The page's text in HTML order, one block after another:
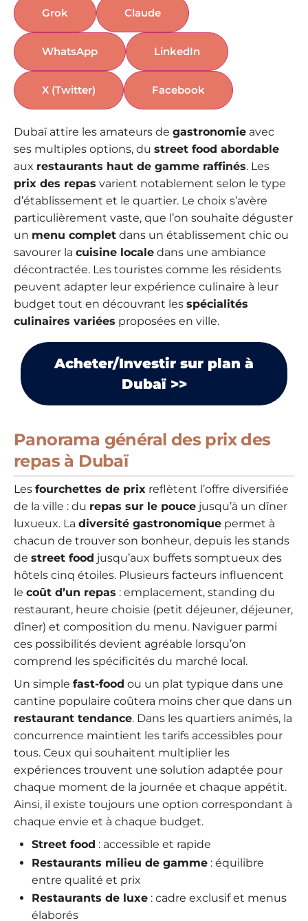
Grok Claude
WhatsApp LinkedIn
X (Twitter) Facebook
Dubaï attire les amateurs de gastronomie avec
ses multiples options, du street food abordable
aux restaurants haut de gamme raffinés. Les
prix des repas varient notablement selon le type
d’établissement et le quartier. Le choix s’avère
particulièrement vaste, que l’on souhaite déguster
un menu complet dans un établissement chic ou
savourer la cuisine locale dans une ambiance
décontractée. Les touristes comme les résidents
peuvent adapter leur expérience culinaire à leur
budget tout en découvrant les spécialités
culinaires variées proposées en ville.
Acheter/Investir sur plan à
Dubaï >>
Panorama général des prix des
repas à Dubaï
Les fourchettes de prix reflètent l’offre diversifiée
de la ville : du repas sur le pouce jusqu’à un dîner
luxueux. La diversité gastronomique permet à
chacun de trouver son bonheur, depuis les stands
de street food jusqu’aux buffets somptueux des
hôtels cinq étoiles. Plusieurs facteurs influencent
le coût d’un repas : emplacement, standing du
restaurant, heure choisie (petit déjeuner, déjeuner,
dîner) et composition du menu. Naviguer parmi
ces possibilités devient agréable lorsqu’on
comprend les spécificités du marché local.
Un simple fast-food ou un plat typique dans une
cantine populaire coûtera moins cher que dans un
restaurant tendance. Dans les quartiers animés, la
concurrence maintient les tarifs accessibles pour
tous. Ceux qui souhaitent multiplier les
expériences trouvent une solution adaptée pour
chaque moment de la journée et chaque appétit.
Ainsi, il existe toujours une option correspondant à
chaque envie et à chaque budget.
Street food : accessible et rapide
Restaurants milieu de gamme: équilibre
entre qualité et prix
Restaurants de luxe: cadre exclusif et menus
élaborés